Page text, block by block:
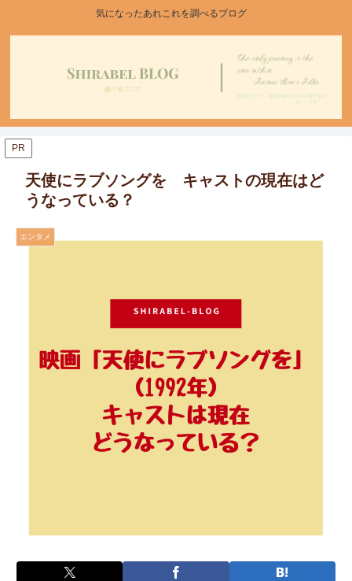
気になったあれこれを調べるブログ
PR
天使にラブソングを キャストの現在はど
うなっている？
エンタメ